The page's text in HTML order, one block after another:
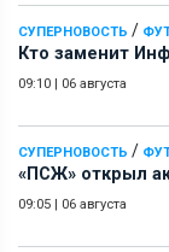
СУПЕРНОВОСТЬ /
Кто заменит
09:10 | 06 августа
СУПЕРНОВОСТЬ /
«ПСЖ» открыл
09:05 | 06 августа